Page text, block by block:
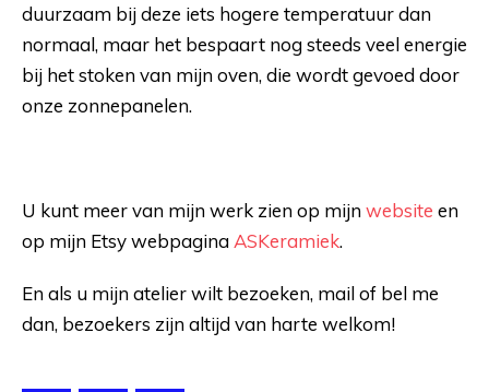
duurzaam bij deze iets hogere temperatuur dan
normaal, maar het bespaart nog steeds veel energie
bij het stoken van mijn oven, die wordt gevoed door
onze zonnepanelen.
U kunt meer van mijn werk zien op mijnwebsite en
op mijn Etsy webpagina ASKeramiek.
En als u mijn atelier wilt bezoeken, mail of bel me
dan, bezoekers zijn altijd van harte welkom!